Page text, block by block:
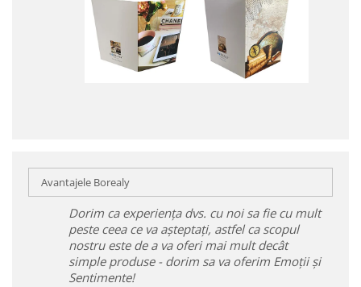
Avantajele Borealy
Dorim ca experiența dvs. cu noi sa fie cu mult
peste ceea ce va așteptați, astfel ca scopul
nostru este de a va oferi mai mult decât
simple produse - dorim sa va oferim Emoții și
Sentimente!